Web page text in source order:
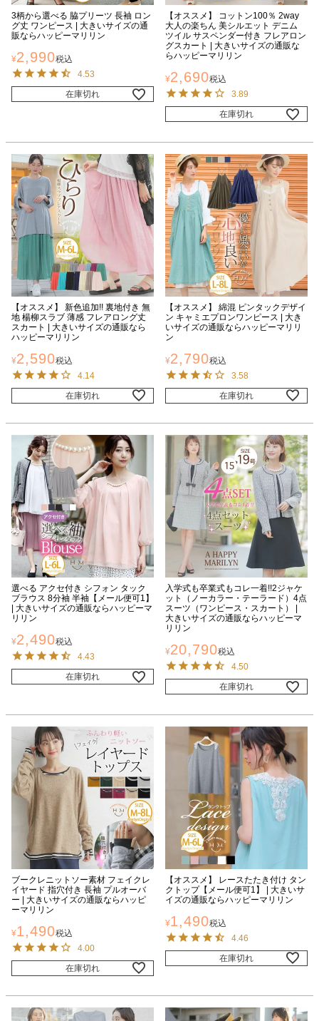
3柄から選べる 脇プリーツ 長袖 ロン
グ丈 ワンピース | 大きいサイズの通
販ならハッピーマリリン
¥2,990税込
4.53
在庫切れ
【オススメ】 コットン100％ 2way
大人の楽ちん 美シルエット デニム
ツイル サスペンダー付き フレアロン
グスカート | 大きいサイズの通販な
らハッピーマリリン
¥2,690税込
3.89
在庫切れ
【オススメ】 新色追加!! 裏地付き 無
地 楊柳スラブ 薄感 フレアロング丈
スカート | 大きいサイズの通販なら
ハッピーマリリン
¥2,590税込
4.14
在庫切れ
【オススメ】 綿混 ピンタックデザイ
ン キャミエプロンワンピース | 大き
いサイズの通販ならハッピーマリリ
ン
¥2,790税込
3.58
在庫切れ
選べる アクセ付き シフォン タック
ブラウス 8分袖 半袖【メール便可1】
| 大きいサイズの通販ならハッピーマ
リリン
¥2,490税込
4.43
在庫切れ
入学式も卒業式もコレ一着!!2ジャケ
ット（ノーカラー・テーラード）4点
スーツ（ワンピース・スカート） |
大きいサイズの通販ならハッピーマ
リリン
¥20,790税込
4.50
在庫切れ
ブークレニットソー素材 フェイクレ
イヤード 指穴付き 長袖 プルオーバ
ー | 大きいサイズの通販ならハッピ
ーマリリン
¥1,490税込
4.00
在庫切れ
【オススメ】 レースたたき付け タン
クトップ【メール便可1】 | 大きいサ
イズの通販ならハッピーマリリン
¥1,490税込
4.46
在庫切れ